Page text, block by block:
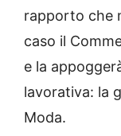
rapporto che
caso il
e la
lavorativa: la
Moda.